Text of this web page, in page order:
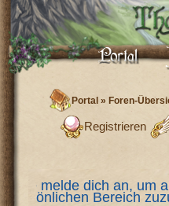
Portal »Foren-
Registrieren
Bitte melde dich an, um
persönlichen Bereich